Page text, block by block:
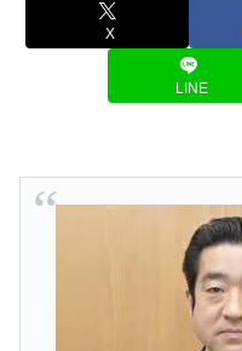
X
LINE